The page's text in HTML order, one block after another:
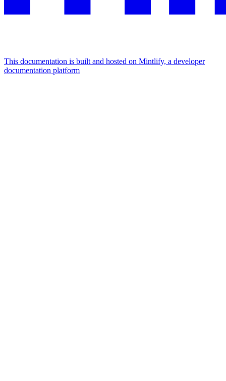
This documentation is built and hosted on Mintlify, a developer
documentation platform